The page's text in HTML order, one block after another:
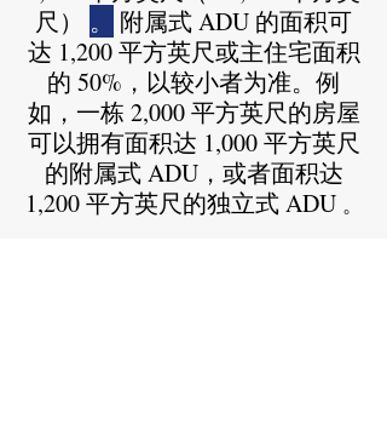
尺）
。
附属式 ADU 的面积可
达 1,200 平方英尺或主住宅面积
的 50%，以较小者为准。例
如，一栋 2,000 平方英尺的房屋
可以拥有面积达 1,000 平方英尺
的附属式 ADU，或者面积达
1,200 平方英尺的独立式 ADU 。